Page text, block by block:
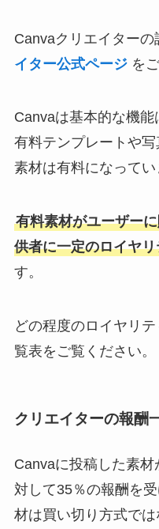
Canvaクリエイターの
イター公式ページをご
Canvaは基本的な機
有料テンプレートや
素材は有料になってい
有料素材がユーザー
供者に一定のロイヤ
す。
どの程度のロイヤリ
覧表をご覧ください。
クリエイターの報酬
Canvaに投稿した素
対して35％の報酬を
材は買い切り方式で